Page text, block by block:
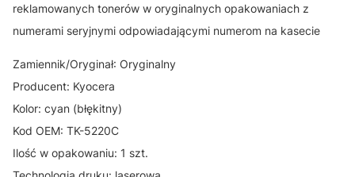
reklamowanych tonerów w oryginalnych opakowaniach z
numerami seryjnymi odpowiadającymi numerom na kasecie
Zamiennik/Oryginał: Oryginalny
Producent: Kyocera
Kolor: cyan (błękitny)
Kod OEM: TK-5220C
Ilość w opakowaniu: 1 szt.